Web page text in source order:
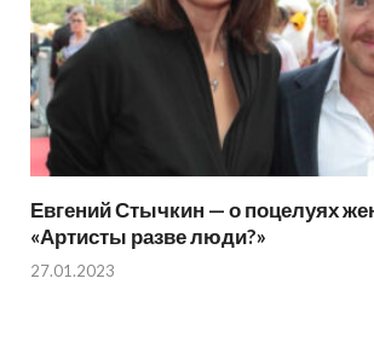
Евгений Стычкин — о поцелуях
«Артисты разве люди?»
27.01.2023